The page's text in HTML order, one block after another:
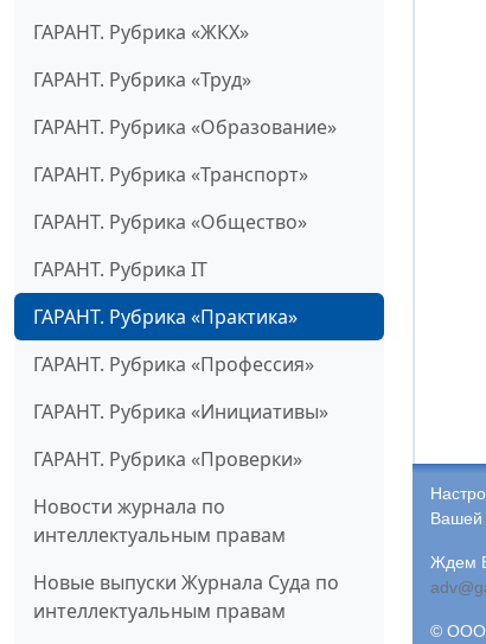
ГАРАНТ. Рубрика «ЖКХ»
ГАРАНТ. Рубрика «Труд»
ГАРАНТ. Рубрика «Образование»
ГАРАНТ. Рубрика «Транспорт»
ГАРАНТ. Рубрика «Общество»
ГАРАНТ. Рубрика IT
ГАРАНТ. Рубрика «Практика»
ГАРАНТ. Рубрика «Профессия»
ГАРАНТ. Рубрика «Инициативы»
ГАРАНТ. Рубрика «Проверки»
Новости журнала по
интеллектуальным правам
Новые выпуски Журнала Суда по
интеллектуальным правам
Вашей
Ждем
© ООО